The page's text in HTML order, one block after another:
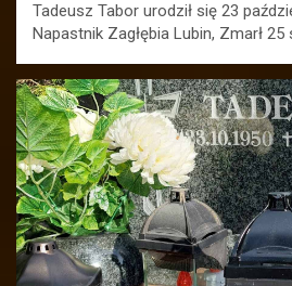
Tadeusz Tabor urodził się 23
Napastnik Zagłębia Lubin, Zmarł